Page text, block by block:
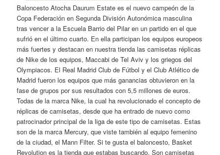
Baloncesto Atocha Daurum Estate es el nuevo campeón de la
Copa Federación en Segunda División Autonómica masculina
tras vencer a la Escuela Barrio del Pilar en un partido en el que
sufrió en el último cuarto. En ella participan los equipos europeos
más fuertes y destacan en nuestra tienda las camisetas réplicas
de Nike de los equipos, Maccabi de Tel Aviv y los griegos del
Olympiacos. El Real Madrid Club de Fútbol y el Club Atlético de
Madrid fueron los equipos que más ganancias obtuvieron en la
fase de grupos por sus resultados con 5,5 millones de euros.
Todas de la marca Nike, la cual ha revolucionado el concepto de
réplicas de camisetas, desde que ha entrado de nuevo como
patrocinador principal de la liga de este tipo de camisetas. Estas
son de la marca Mercury, que viste también al equipo femenino
de la ciudad, el Mann Filter. Si te gusta el baloncesto, Basket
Revolution es la tienda que estabas buscando. Son camisetas